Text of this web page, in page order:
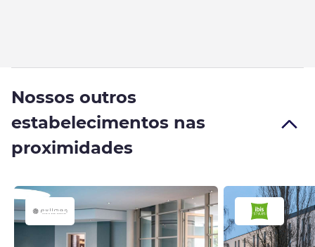
Nossos outros
estabelecimentos nas
proximidades